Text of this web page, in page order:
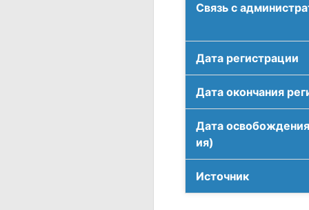
Связь с
Дата регистрации
Дата окончания
Дата
ия)
Источник